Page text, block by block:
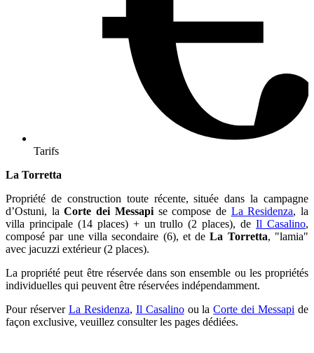
Tarifs
La Torretta
Propriété de construction toute récente, située dans la campagne
d’Ostuni, laCorte dei Messapise compose de La Residenza, la
villa principale (14 places) + un trullo (2 places), deIl Casalino,
composé par une villa secondaire (6), et deLa Torretta, "lamia"
avec jacuzzi extérieur (2 places).
La propriété peut être réservée dans son ensemble ou les propriétés
individuelles qui peuvent être réservées indépendamment.
Pour réserver La Residenza, Il Casalinoou laCorte dei Messapi de
façon exclusive, veuillez consulter les pages dédiées.